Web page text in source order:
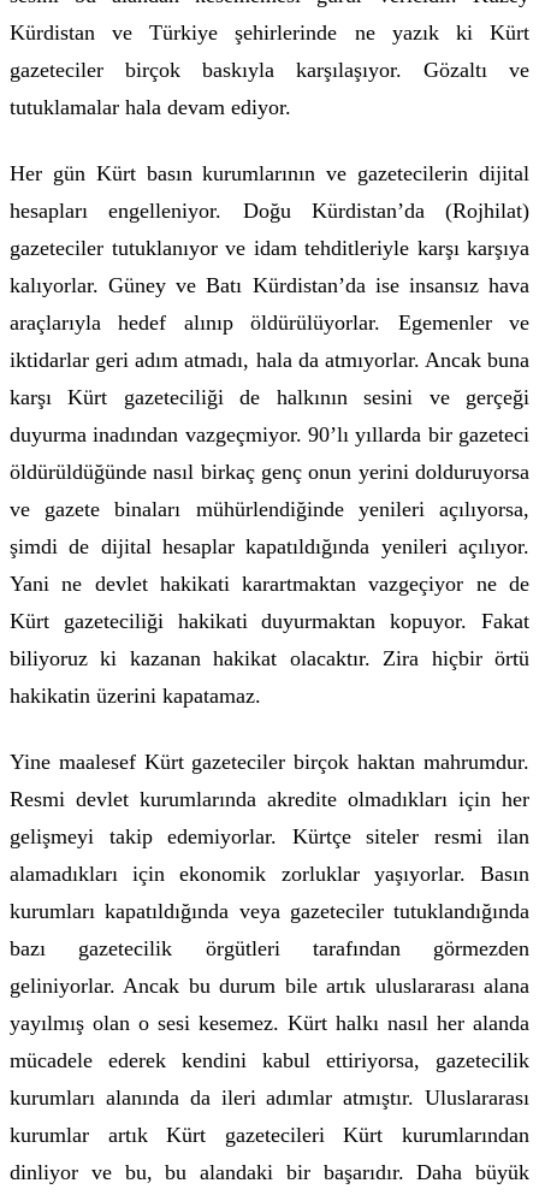
Kürdistan ve Türkiye şehirlerinde ne yazık ki Kürt
gazeteciler birçok baskıyla karşılaşıyor. Gözaltı ve
tutuklamalar hala devam ediyor.
Her gün Kürt basın kurumlarının ve gazetecilerin dijital
hesapları engelleniyor. Doğu Kürdistan’da (Rojhilat)
gazeteciler tutuklanıyor ve idam tehditleriyle karşı karşıya
kalıyorlar. Güney ve Batı Kürdistan’da ise insansız hava
araçlarıyla hedef alınıp öldürülüyorlar. Egemenler ve
iktidarlar geri adım atmadı, hala da atmıyorlar. Ancak buna
karşı Kürt gazeteciliği de halkının sesini ve gerçeği
duyurma inadından vazgeçmiyor. 90’lı yıllarda bir gazeteci
öldürüldüğünde nasıl birkaç genç onun yerini dolduruyorsa
ve gazete binaları mühürlendiğinde yenileri açılıyorsa,
şimdi de dijital hesaplar kapatıldığında yenileri açılıyor.
Yani ne devlet hakikati karartmaktan vazgeçiyor ne de
Kürt gazeteciliği hakikati duyurmaktan kopuyor. Fakat
biliyoruz ki kazanan hakikat olacaktır. Zira hiçbir örtü
hakikatin üzerini kapatamaz.
Yine maalesef Kürt gazeteciler birçok haktan mahrumdur.
Resmi devlet kurumlarında akredite olmadıkları için her
gelişmeyi takip edemiyorlar. Kürtçe siteler resmi ilan
alamadıkları için ekonomik zorluklar yaşıyorlar. Basın
kurumları kapatıldığında veya gazeteciler tutuklandığında
bazı gazetecilik örgütleri tarafından görmezden
geliniyorlar. Ancak bu durum bile artık uluslararası alana
yayılmış olan o sesi kesemez. Kürt halkı nasıl her alanda
mücadele ederek kendini kabul ettiriyorsa, gazetecilik
kurumları alanında da ileri adımlar atmıştır. Uluslararası
kurumlar artık Kürt gazetecileri Kürt kurumlarından
dinliyor ve bu, bu alandaki bir başarıdır. Daha büyük